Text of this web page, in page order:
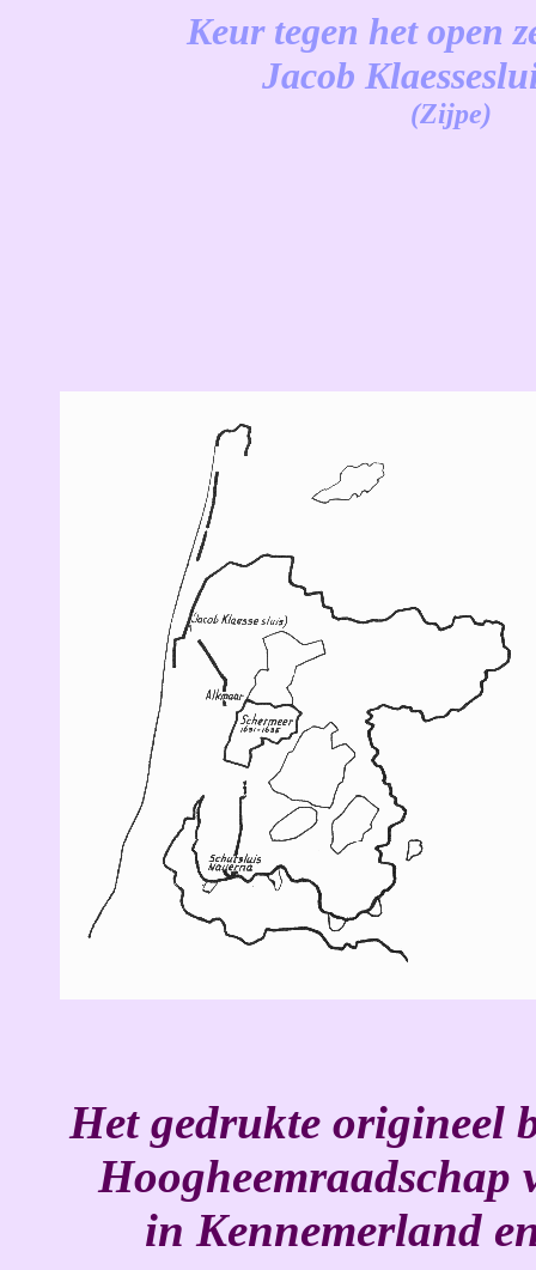
Keur tegen het open
Jacob
(Zijpe)
Het gedrukte origineel
Hoogheemraadschap
in Kennemerland